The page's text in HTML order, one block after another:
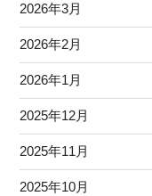
2026年3月
2026年2月
2026年1月
2025年12月
2025年11月
2025年10月